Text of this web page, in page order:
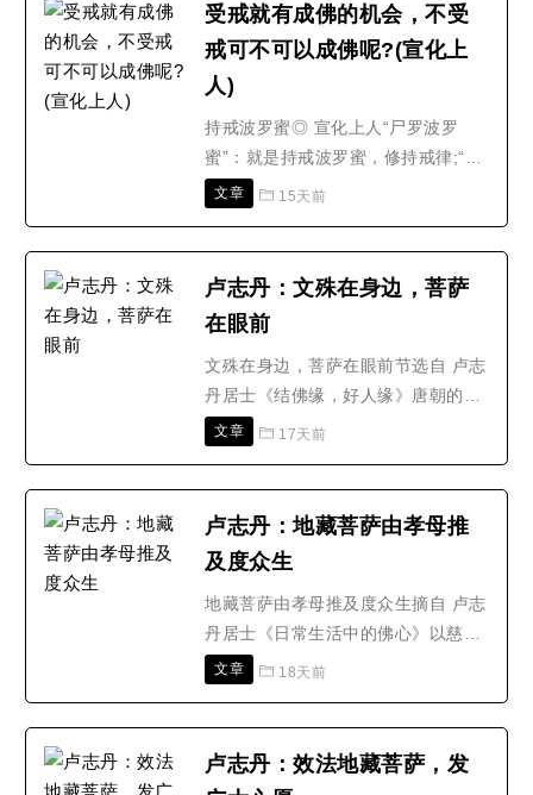
本体来说是无二无别的，就其层次来
说，十地各各不同。依大乘佛..
受戒就有成佛的机会，不受
戒可不可以成佛呢?(宣化上
人)
持戒波罗蜜◎ 宣化上人“尸罗波罗
蜜”：就是持戒波罗蜜，修持戒律;“尸
罗”是梵语，翻译为戒律。戒律在佛教
所谓“众生受佛戒，即入诸佛位;位同
众生，你受佛戒，就有成佛的机会。
那么不受戒可不..
文章 15天前
卢志丹：文殊在身边，菩萨
在眼前
文殊在身边，菩萨在眼前节选自 卢志
丹居士《结佛缘，好人缘》唐朝的法
顺大师，又名为杜顺和尚，他是华严
修习定法，有很多神验。有一年，唐
朕为劳热所苦，以大师的神力何以灭
除？杜顺说：皇上以圣德..
文章 17天前
卢志丹：地藏菩萨由孝母推
及度众生
地藏菩萨由孝母推及度众生摘自 卢志
丹居士《日常生活中的佛心》以慈悲
为怀的佛陀教导人们要心包太虚，量
关心一切众生的生死荣辱、忧悲苦
文章 18天前
卢志丹：效法地藏菩萨，发